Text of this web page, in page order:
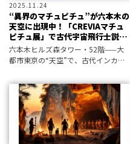
2025.11.24
“異界のマチュピチュ”が六本木の
天空に出現中！「CREVIAマチュ
ピチュ展」で古代宇宙飛行士説と
神話の一致を見よ
六本木ヒルズ森タワー・52階——大
都市東京の“天空”で、古代インカ帝
る。ペルー政府公認の大規模展覧会
「マチュピチュ展」が、森アーツセ
ンターギャラリーで開催されている
のだ。